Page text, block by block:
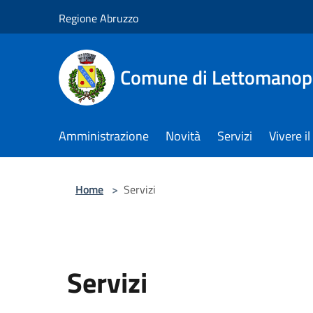
Regione Abruzzo
Comune di
Amministrazione Novità Servizi Vivere
Home > Servizi
Servizi